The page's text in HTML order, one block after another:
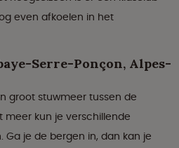
even afkoelen in het
Serre-Ponçon, Alpes-
groot stuwmeer tussen de
meer kun je verschillende
je de bergen in, dan kan je